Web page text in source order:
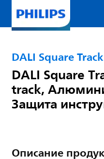
DALI Square Track
DALI Square
track,
Защита
Описание